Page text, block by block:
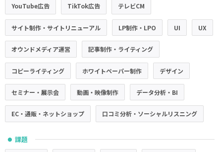
YouTube広告 TikTok広告 テレビCM
サイト制作・サイトリニューアル LP制作・LPO UI UX
オウンドメディア運営 記事制作・ライティング
コピーライティング ホワイトペーパー制作 デザイン
セミナー・展示会 動画・映像制作 データ分析・BI
EC・通販・ネットショップ 口コミ分析・ソーシャルリスニング
● 課題